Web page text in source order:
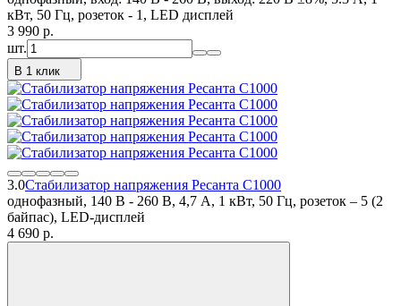
кВт, 50 Гц, розеток - 1, LED дисплей
3 990 p.
шт.
В 1 клик
3.0Стабилизатор напряжения Ресанта С1000
однофазный, 140 В - 260 В, 4,7 А, 1 кВт, 50 Гц, розеток – 5 (2
байпас), LED-дисплей
4 690 p.